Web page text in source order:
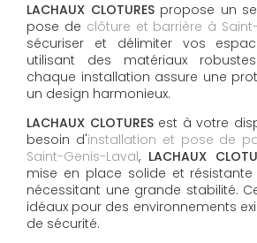
LACHAUX CLOTURESpropose un
pose de clôture et barrière à
sécuriser et délimiter vos
utilisant des matériaux
chaque installation assure une
un design harmonieux.
LACHAUX CLOTURESest à votre
besoin d'installation et pose de
Saint-Genis-Laval, LACHAUX
mise en place solide et
nécessitant une grande stabilité.
idéaux pour des environnements
de sécurité.